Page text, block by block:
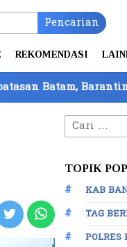
Pencarian
REKOMENDASI
7 Strategi
Cari
untuk:
TOPIK
KAB
TAG